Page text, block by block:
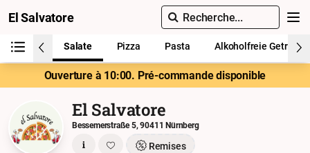
El Salvatore Recherche...
Ouverture à 10:00. Pré-commande disponible
El Salvatore
Bessemerstraße 5, 90411 Nürnberg
Remises
Salate Pizza Pasta Alkoholfreie Getränke